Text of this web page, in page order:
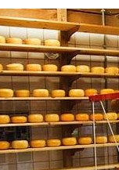
Otras